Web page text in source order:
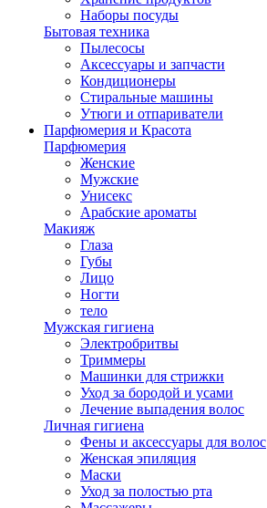
Наборы посуды
Бытовая техника
Пылесосы
Аксессуары и запчасти
Кондиционеры
Стиральные машины
Утюги и отпариватели
Парфюмерия и Красота
Парфюмерия
Женские
Мужские
Унисекс
Арабские ароматы
Макияж
Глаза
Губы
Лицо
Ногти
тело
Мужская гигиена
Электробритвы
Триммеры
Машинки для стрижки
Уход за бородой и усами
Лечение выпадения волос
Личная гигиена
Фены и аксессуары для волос
Женская эпиляция
Маски
Уход за полостью рта